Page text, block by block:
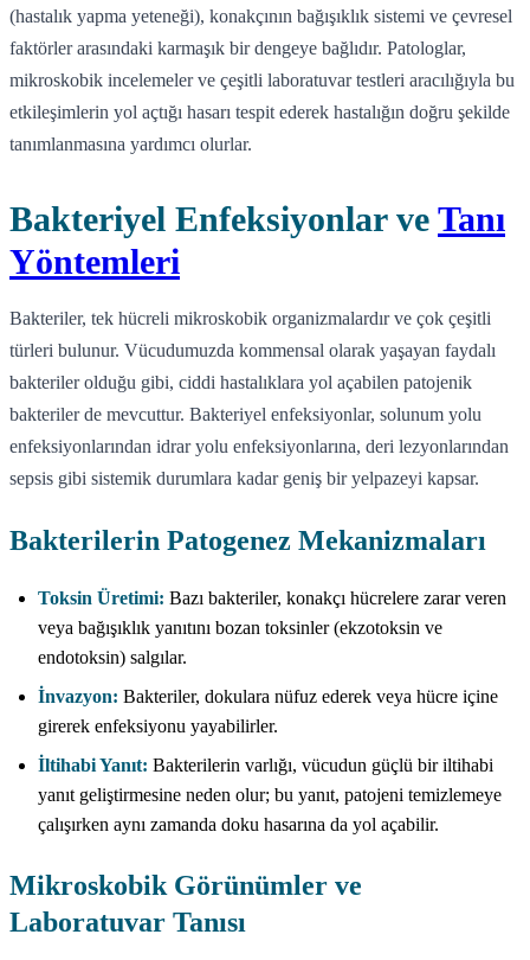
(hastalık yapma yeteneği), konakçının bağışıklık sistemi ve çevresel
faktörler arasındaki karmaşık bir dengeye bağlıdır. Patologlar,
mikroskobik incelemeler ve çeşitli laboratuvar testleri aracılığıyla bu
etkileşimlerin yol açtığı hasarı tespit ederek hastalığın doğru şekilde
tanımlanmasına yardımcı olurlar.
Bakteriyel Enfeksiyonlar ve Tanı
Yöntemleri
Bakteriler, tek hücreli mikroskobik organizmalardır ve çok çeşitli
türleri bulunur. Vücudumuzda kommensal olarak yaşayan faydalı
bakteriler olduğu gibi, ciddi hastalıklara yol açabilen patojenik
bakteriler de mevcuttur. Bakteriyel enfeksiyonlar, solunum yolu
enfeksiyonlarından idrar yolu enfeksiyonlarına, deri lezyonlarından
sepsis gibi sistemik durumlara kadar geniş bir yelpazeyi kapsar.
Bakterilerin Patogenez Mekanizmaları
Toksin Üretimi: Bazı bakteriler, konakçı hücrelere zarar veren
veya bağışıklık yanıtını bozan toksinler (ekzotoksin ve
endotoksin) salgılar.
İnvazyon: Bakteriler, dokulara nüfuz ederek veya hücre içine
girerek enfeksiyonu yayabilirler.
İltihabi Yanıt: Bakterilerin varlığı, vücudun güçlü bir iltihabi
yanıt geliştirmesine neden olur; bu yanıt, patojeni temizlemeye
çalışırken aynı zamanda doku hasarına da yol açabilir.
Mikroskobik Görünümler ve
Laboratuvar Tanısı